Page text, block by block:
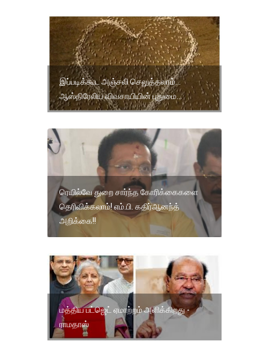
இப்படிக்கூட அஞ்சலி செலுத்தலாம்...
ஆஸ்திரேலிய விவசாயியின் புதுமை...
ரெயில்வே துறை சார்ந்த கோரிக்­கை­களை
தெரி­விக்­க­லாம்! எம்.பி. கதிர்­ஆ­னந்த்
அறிக்கை!!
மத்திய பட்ஜெட் ஏமாற்றம் அளிக்கிறது -
ராமதாஸ்